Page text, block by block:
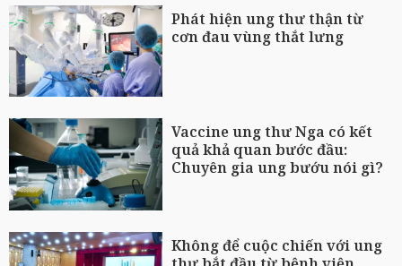
Phát hiện ung thư thận từ
cơn đau vùng thắt lưng
Vaccine ung thư Nga có kết
quả khả quan bước đầu:
Chuyên gia ung bướu nói gì?
Không để cuộc chiến với ung